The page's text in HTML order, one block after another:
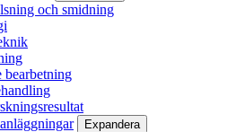
och smidning
bearbetning
Expandera